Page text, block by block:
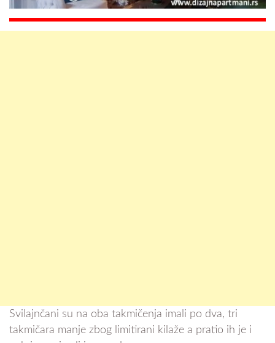
Svilajnčani su na oba takmičenja imali po dva, tri
takmičara manje zbog limitirani kilaže a pratio ih je i